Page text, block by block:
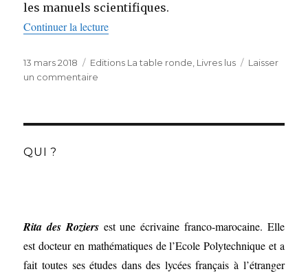
les manuels scientifiques.
Continuer la lecturede « Prodigieuses créatures de Tracy
Publié
le
13 mars 2018 Catégories
Editions La table ronde Livres lus
Laisser
un commentaire
table
ronde)
QUI ?
Rita des Roziers est une écrivaine franco-marocaine. Elle
est docteur en mathématiques de l’Ecole Polytechnique et a
fait toutes ses études dans des lycées français à l’étranger